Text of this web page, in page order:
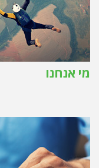
מי אנחנו